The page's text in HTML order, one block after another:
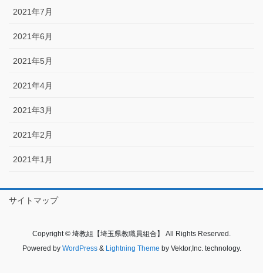
2021年7月
2021年6月
2021年5月
2021年4月
2021年3月
2021年2月
2021年1月
サイトマップ
Copyright © 埼教組【埼玉県教職員組合】 All Rights Reserved.
Powered by WordPress& Lightning Theme by Vektor,Inc. technology.